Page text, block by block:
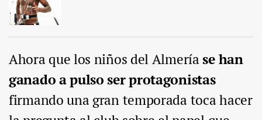
Ahora que los niños del Almeríase han
ganado a pulso ser protagonistas
firmando una gran temporada toca hacer